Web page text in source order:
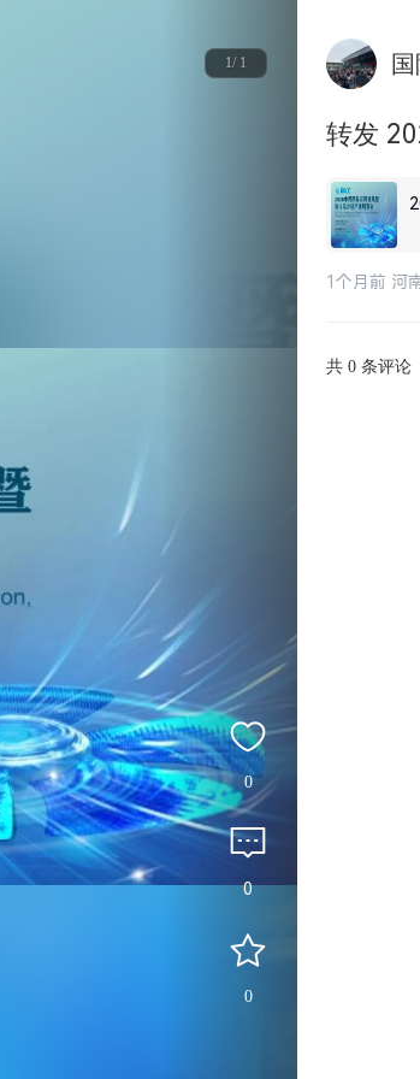
1/ 1
0
0
0
转发
1个月前 河
共 0 条评论